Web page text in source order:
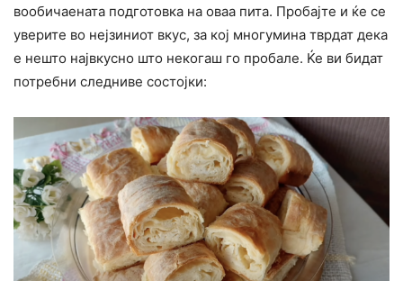
вообичаената подготовка на оваа пита. Пробајте и ќе се
уверите во нејзиниот вкус, за кој многумина тврдат дека
е нешто највкусно што некогаш го пробале. Ќе ви бидат
потребни следниве состојки: